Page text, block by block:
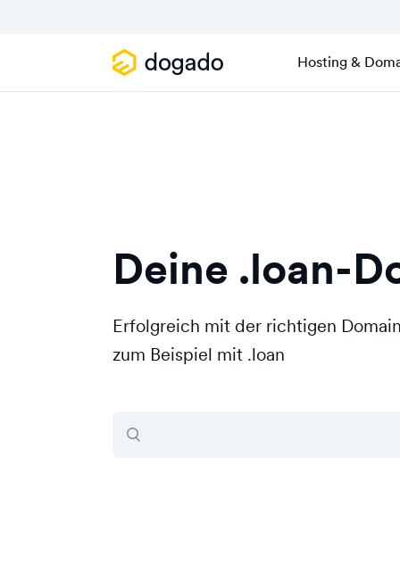
Hosting &
Deine .loan-
Erfolgreich mit der richtigen
zum Beispiel mit .loan